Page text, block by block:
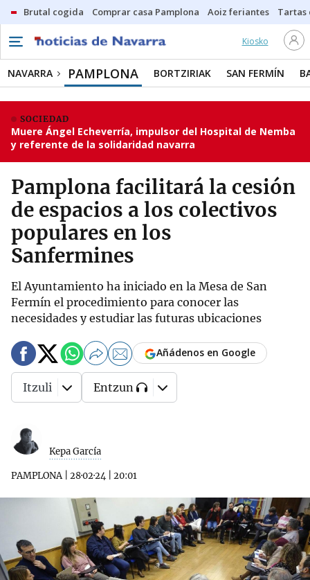
Brutal cogida Comprar casa Pamplona Aoiz feriantes Tartas
Kiosko
NAVARRA PAMPLONA BORTZIRIAK SAN FERMÍN
SOCIEDAD
Muere Ángel Echeverría, impulsor del Hospital de Nemba
y referente de la solidaridad navarra
Pamplona facilitará la cesión
de espacios a los colectivos
populares en los
Sanfermines
El Ayuntamiento ha iniciado en la Mesa de San
Fermín el procedimiento para conocer las
necesidades y estudiar las futuras ubicaciones
Kepa García
PAMPLONA| 28·02·24 20:01
Añádenos en Google
Itzuli Entzun